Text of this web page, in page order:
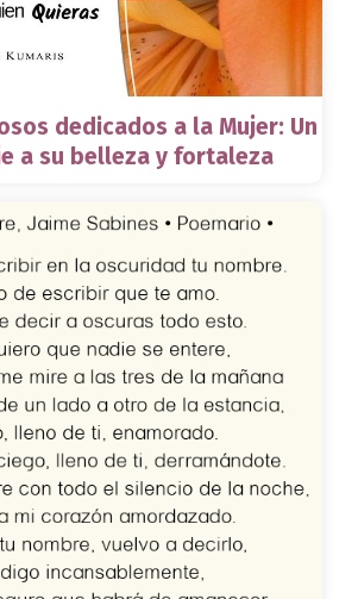
dedicados a la Mujer: Un
a su belleza y fortaleza